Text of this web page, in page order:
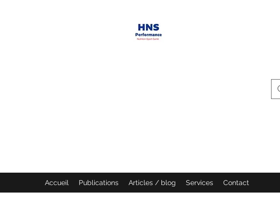
Accueil Publications Articles / blog Services Contact